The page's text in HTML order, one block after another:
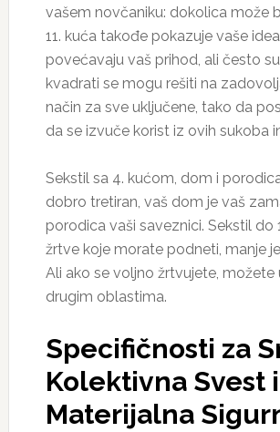
vašem novčaniku: dokolica može
11. kuća takođe pokazuje vaše
povećavaju vaš prihod, ali često
kvadrati se mogu rešiti na
način za sve uključene, tako da
da se izvuče korist iz ovih sukoba
Sekstil sa 4. kućom, dom i
dobro tretiran, vaš dom je vaš
porodica vaši saveznici. Sekstil do
žrtve koje morate podneti, manje
Ali ako se voljno žrtvujete, možete
drugim oblastima.
Specifičnosti za
Kolektivna Svest i
Materijalna